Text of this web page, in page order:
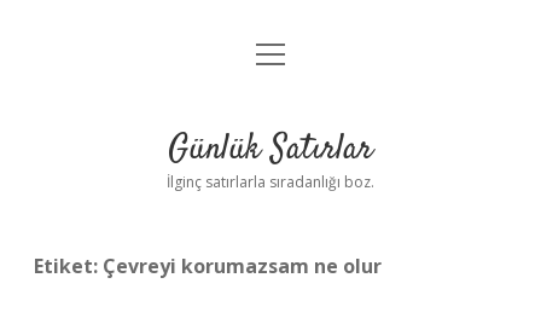
Anasayfa
Yasal Uyarı
menüyü
Günlük Satırlar
İlginç satırlarla sıradanlığı boz.
Etiket: Çevreyi korumazsam ne olur